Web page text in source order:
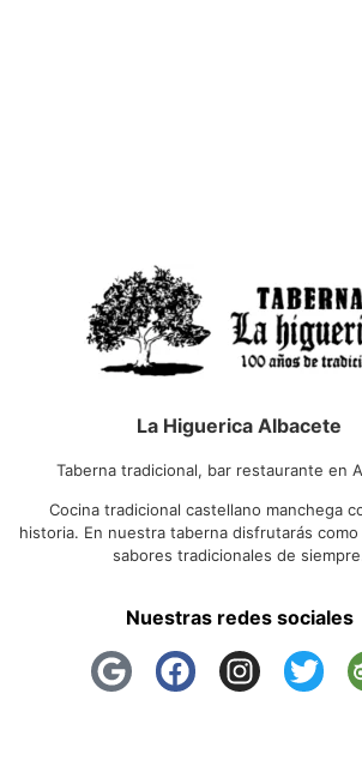
La Higuerica Albacete
Taberna tradicional, bar restaurante en
Cocina tradicional castellano manchega
historia. En nuestra taberna disfrutarás
sabores tradicionales de
Nuestras redes sociales